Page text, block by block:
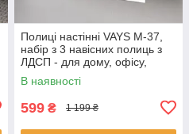
Полиці настінні VAYS M-37,
набір з 3 навісних полиць з
ЛДСП - для дому, офісу,
вітальні
В наявності
599 ₴ 1 199 ₴